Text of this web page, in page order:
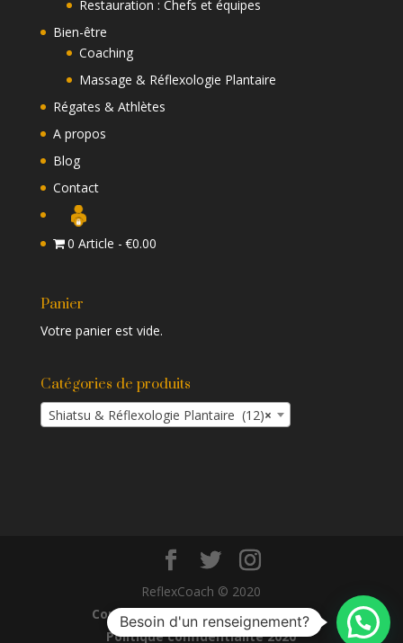
Restauration : Chefs et équipes
Bien-être
Coaching
Massage & Réflexologie Plantaire
Régates & Athlètes
A propos
Blog
Contact
0 Article €0.00
Panier
Votre panier est vide.
Catégories de produits
×
Shiatsu & Réflexologie Plantaire (12)
ReflexCoach © 2020
Condition Générale de Vente 2020
Politique confidentialité 2020
Besoin d'un renseignement?